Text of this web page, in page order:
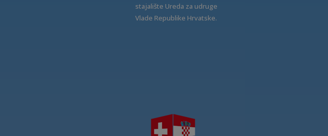
stajalište Ureda za udruge
Vlade Republike Hrvatske.